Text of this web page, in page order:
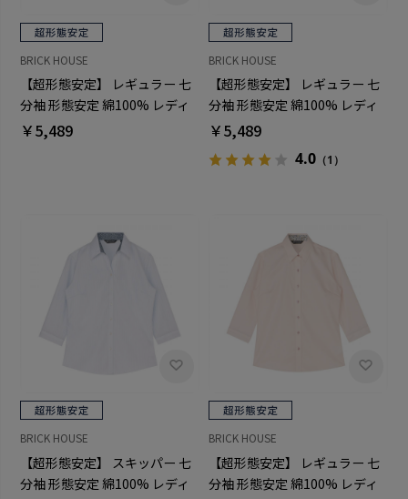
BRICK HOUSE
【超形態安定】 レギュラー 七
分袖 形態安定 綿100% レディ
ースシャツ
￥5,489
BRICK HOUSE
【超形態安定】 レギュラー 七
分袖 形態安定 綿100% レディ
ースシャツ
￥5,489
4.0 （1）
BRICK HOUSE
【超形態安定】 スキッパー 七
分袖 形態安定 綿100% レディ
BRICK HOUSE
【超形態安定】 レギュラー 七
分袖 形態安定 綿100% レディ